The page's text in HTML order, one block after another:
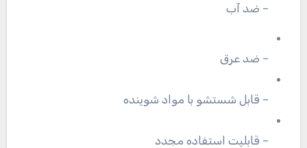
– ضد آب
– ضد عرق
– قابل شستشو با مواد شوینده
– قابلیت استفاده مجدد